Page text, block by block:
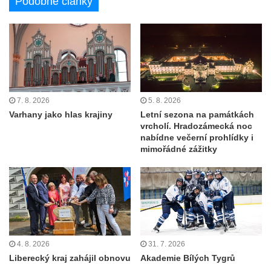
7. 8. 2026
Varhany jako hlas krajiny
5. 8. 2026
Letní sezona na památkách
vrcholí. Hradozámecká noc
nabídne večerní prohlídky i
mimořádné zážitky
4. 8. 2026
Liberecký kraj zahájil obnovu
31. 7. 2026
Akademie Bílých Tygrů